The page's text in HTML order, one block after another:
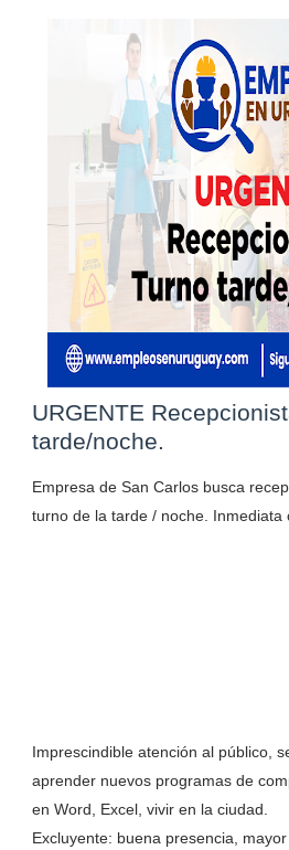
URGENTE
tarde/noche.
Empresa de San Carlos busca
turno de la tarde / noche. Inmediata
Imprescindible atención al público,
aprender nuevos programas de
en Word, Excel, vivir en la ciudad.
Excluyente: buena presencia,